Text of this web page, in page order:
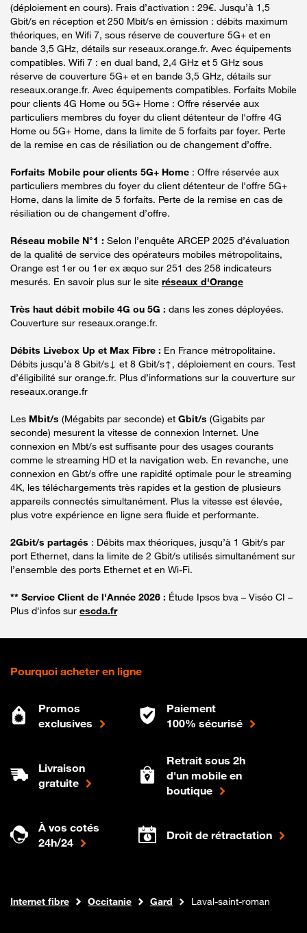
(déploiement en cours). Frais d’activation : 29€. Jusqu’à 1,5
Gbit/s en réception et 250 Mbit/s en émission : débits maximum
théoriques, en Wifi 7, sous réserve de couverture 5G+ et en
bande 3,5 GHz, détails sur reseaux.orange.fr. Avec équipements
compatibles. Wifi 7 : en dual band, 2,4 GHz et 5 GHz sous
réserve de couverture 5G+ et en bande 3,5 GHz, détails sur
reseaux.orange.fr. Avec équipements compatibles. Forfaits Mobile
pour clients 4G Home ou 5G+ Home : Offre réservée aux
particuliers membres du foyer du client détenteur de l'offre 4G
Home ou 5G+ Home, dans la limite de 5 forfaits par foyer. Perte
de la remise en cas de résiliation ou de changement d’offre.
Forfaits Mobile pour clients 5G+ Home : Offre réservée aux
particuliers membres du foyer du client détenteur de l'offre 5G+
Home, dans la limite de 5 forfaits. Perte de la remise en cas de
résiliation ou de changement d’offre.
Réseau mobile N°1 : Selon l’enquête ARCEP 2025 d’évaluation
de la qualité de service des opérateurs mobiles métropolitains,
Orange est 1er ou 1er ex æquo sur 251 des 258 indicateurs
mesurés. En savoir plus sur le site réseaux d'Orange
Très haut débit mobile 4G ou 5G : dans les zones déployées.
Couverture sur reseaux.orange.fr.
Débits Livebox Up et Max Fibre : En France métropolitaine.
Débits jusqu’à 8 Gbit/s↓ et 8 Gbit/s↑, déploiement en cours. Test
d’éligibilité sur orange.fr. Plus d’informations sur la couverture sur
reseaux.orange.fr
Les Mbit/s (Mégabits par seconde) et Gbit/s (Gigabits par
seconde) mesurent la vitesse de connexion Internet. Une
connexion en Mbt/s est suffisante pour des usages courants
comme le streaming HD et la navigation web. En revanche, une
connexion en Gbt/s offre une rapidité optimale pour le streaming
4K, les téléchargements très rapides et la gestion de plusieurs
appareils connectés simultanément. Plus la vitesse est élevée,
plus votre expérience en ligne sera fluide et performante.
2Gbit/s partagés : Débits max théoriques, jusqu’à 1 Gbit/s par
port Ethernet, dans la limite de 2 Gbit/s utilisés simultanément sur
l’ensemble des ports Ethernet et en Wi-Fi.
** Service Client de l'Année 2026 : Étude Ipsos bva – Viséo CI –
Plus d'infos sur escda.fr
Pourquoi acheter en ligne
Promos
exclusives
Paiement
100% sécurisé
Livraison
gratuite
Retrait sous 2h
d'un mobile en
boutique
À vos cotés
24h/24
Droit de rétractation
Boutique Orange
Internet fibre Occitanie Gard Laval-saint-roman